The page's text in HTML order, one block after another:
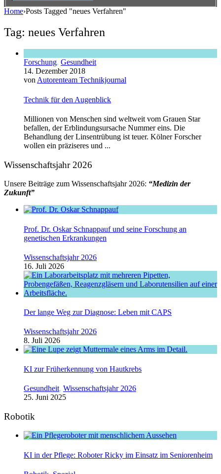
Home›Posts Tagged "neues Verfahren"
Tag: neues Verfahren
Forschung, Gesundheit
14. Dezember 2018
von Autorenteam Technikjournal
Technik für den Augenblick
Millionen von Menschen sind weltweit vom Grauen Star
befallen, der Erblindungsursache Nummer eins. Die
Behandlung der Linsentrübung ist teuer. Kölner Forscher
wollen ein präziseres und ...
Wissenschaftsjahr 2026
Unsere Beiträge zum Wissenschaftsjahr 2026: “Medizin der
Zukunft”
Prof. Dr. Oskar Schnappauf und seine Forschung an
genetischen Erkrankungen
Wissenschaftsjahr 2026
16. Juli 2026
Der lange Weg zur Diagnose: Leben mit CAPS
Wissenschaftsjahr 2026
8. Juli 2026
KI zur Früherkennung von Hautkrebs
Gesundheit, Wissenschaftsjahr 2026
25. Juni 2025
Robotik
KI in der Pflege: Roboter Ricky im Einsatz im Seniorenheim